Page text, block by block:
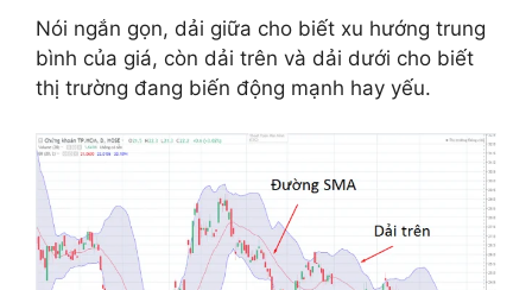
Nói ngắn gọn, dải giữa cho biết xu hướng trung
bình của giá, còn dải trên và dải dưới cho biết
thị trường đang biến động mạnh hay yếu.